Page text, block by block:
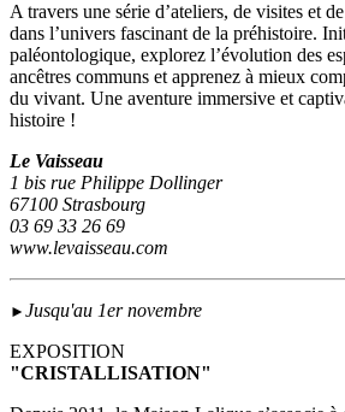
A travers une série d’ateliers, de visites et
dans l’univers fascinant de la préhistoire.
paléontologique, explorez l’évolution des
ancêtres communs et apprenez à mieux
du vivant. Une aventure immersive et
histoire !
Le Vaisseau
1 bis rue Philippe Dollinger
67100 Strasbourg
03 69 33 26 69
www.levaisseau.com
► Jusqu'au 1er novembre
EXPOSITION
"CRISTALLISATION"